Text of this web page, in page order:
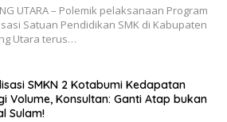
UTARA – Polemik pelaksanaan Program
Satuan Pendidikan SMK di Kabupaten
Utara terus…
SMKN 2 Kotabumi Kedapatan
Volume, Konsultan: Ganti Atap bukan
Sulam!